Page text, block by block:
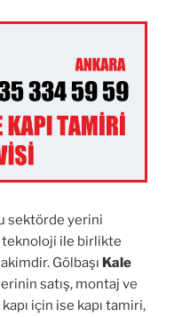
sektörde yerini
teknoloji ile birlikte
Gölbaşı Kale
satış, montaj ve
için ise kapı tamiri,